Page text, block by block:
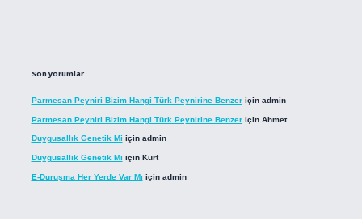
Son yorumlar
Parmesan Peyniri Bizim Hangi Türk Peynirine Benzeriçin admin
Parmesan Peyniri Bizim Hangi Türk Peynirine Benzeriçin Ahmet
Duygusallık Genetik Mi için admin
Duygusallık Genetik Mi için Kurt
E-Duruşma Her Yerde Var Mı için admin